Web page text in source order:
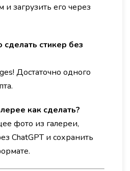
загрузить его через
стикер без
Достаточно одного
как сделать?
фото из галереи,
ChatGPT и сохранить